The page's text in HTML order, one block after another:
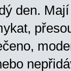
den.